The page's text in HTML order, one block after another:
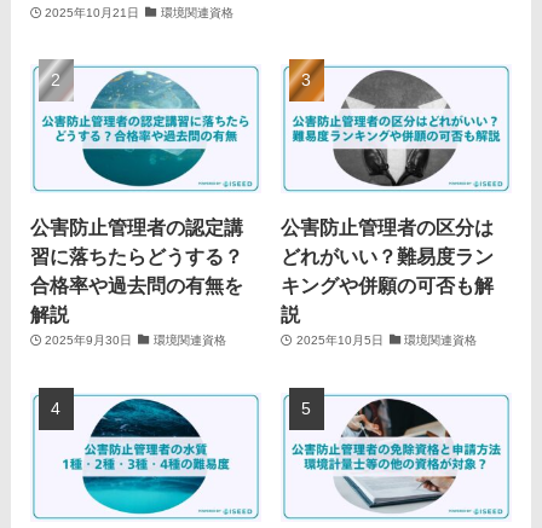
2025年10月21日 環境関連資格
公害防止管理者の認定講
習に落ちたらどうする？
合格率や過去問の有無を
解説
2025年9月30日 環境関連資格
公害防止管理者の区分は
どれがいい？難易度ラン
キングや併願の可否も解
説
2025年10月5日 環境関連資格